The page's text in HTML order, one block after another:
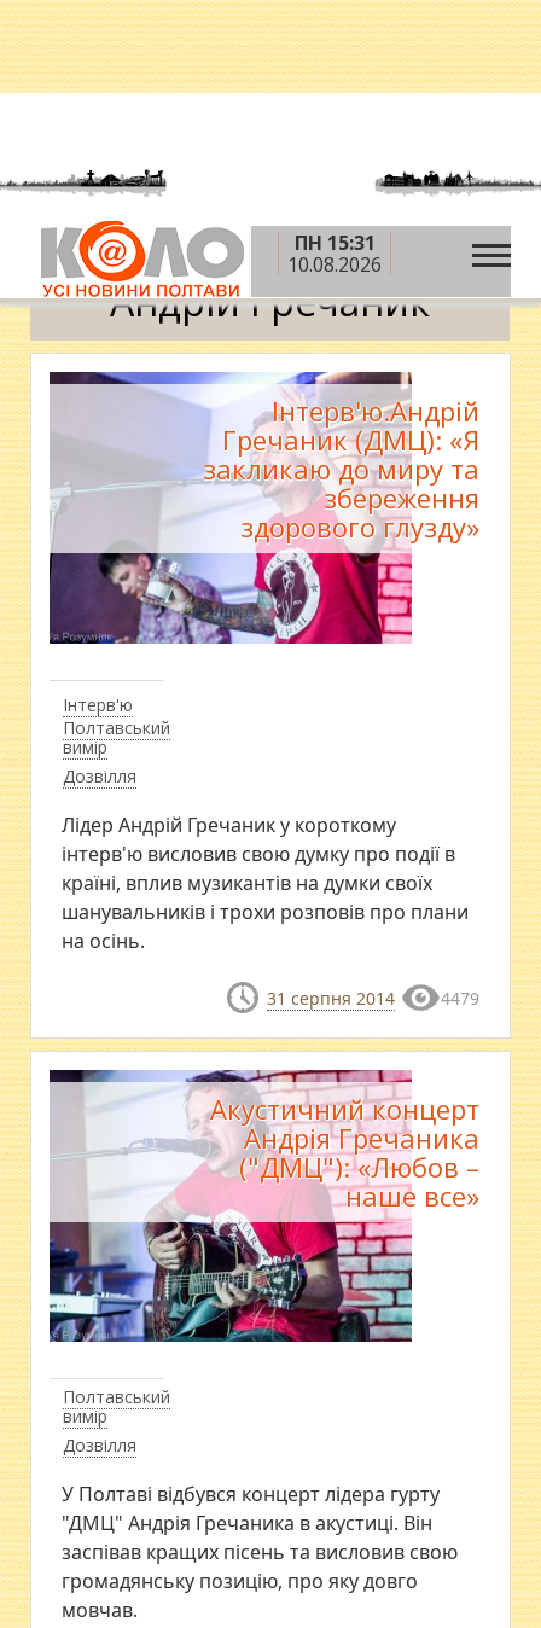
ПН 15:31
10.08.2026
Головна » Андрій Гречаник
Андрій Гречаник
Інтерв'ю
Полтавський
вимір
Дозвілля
Інтерв'ю.Андрій
Гречаник (ДМЦ): «Я
закликаю до миру та
збереження
здорового глузду»
Лідер Андрій Гречаник у короткому
інтерв'ю висловив свою думку про події в
країні, вплив музикантів на думки своїх
шанувальників і трохи розповів про плани
на осінь.
31 серпня 2014 4479
Полтавський
вимір
Дозвілля
Акустичний концерт
Андрія Гречаника
("ДМЦ"): «Любов –
наше все»
У Полтаві відбувся концерт лідера гурту
"ДМЦ" Андрія Гречаника в акустиці. Він
заспівав кращих пісень та висловив свою
громадянську позицію, про яку довго
мовчав.